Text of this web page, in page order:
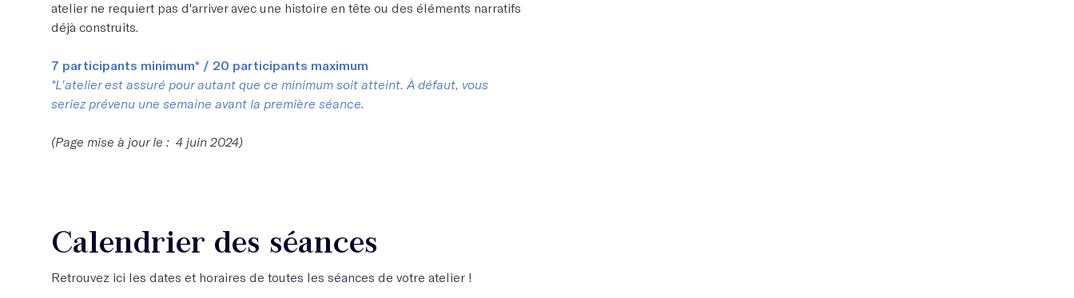
atelier ne requiert pas d'arriver avec une histoire en tête ou des éléments narratifs
déjà construits.
7 participants minimum* / 20 participants maximum
*L'atelier est assuré pour autant que ce minimum soit atteint. À défaut, vous
seriez prévenu une semaine avant la première séance.
(Page mise à jour le : 4 juin 2024)
Calendrier des séances
Retrouvez ici les dates et horaires de toutes les séances de votre atelier !